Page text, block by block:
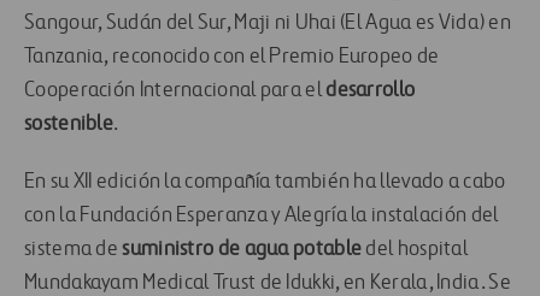
Sangour, Sudán del Sur, Maji ni Uhai (El Agua es Vida) en
Tanzania, reconocido con el Premio Europeo de
Cooperación Internacional para eldesarrollo
sostenible.
En su XII edición la compañía también ha llevado a cabo
con la Fundación Esperanza y Alegría la instalación del
sistema desuministro de agua potable del hospital
Mundakayam Medical Trust de Idukki, en Kerala, India. Se